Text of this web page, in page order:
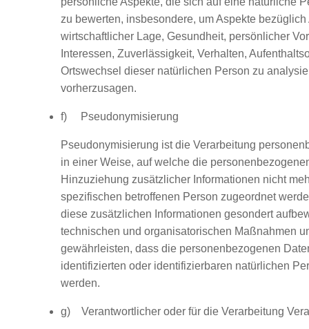
zu bewerten, insbesondere, um Aspekte
wirtschaftlicher Lage, Gesundheit, persönlicher
Interessen, Zuverlässigkeit, Verhalten,
Ortswechsel dieser natürlichen Person zu
vorherzusagen.
f) Pseudonymisierung
Pseudonymisierung ist die Verarbeitung
in einer Weise, auf welche die
Hinzuziehung zusätzlicher Informationen nicht
spezifischen betroffenen Person zugeordnet
diese zusätzlichen Informationen gesondert
technischen und organisatorischen Maßnahmen
gewährleisten, dass die personenbezogenen
identifizierten oder identifizierbaren natürlichen
werden.
g) Verantwortlicher oder für die Verarbeitung